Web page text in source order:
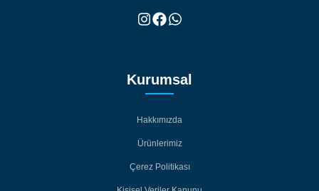
Kurumsal
Hakkımızda
Ürünlerimiz
Çerez Politikası